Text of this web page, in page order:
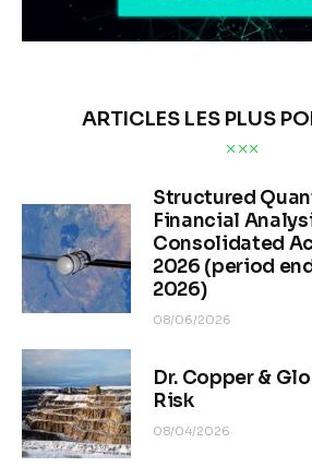
ARTICLES LES PLUS
Structured
Financial
Consolidated
2026 (period
2026)
08/06/2026
Dr. Copper &
Risk
08/04/2026